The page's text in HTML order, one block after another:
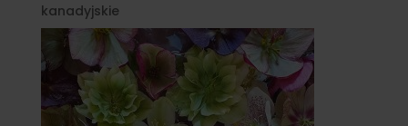
kanadyjskie